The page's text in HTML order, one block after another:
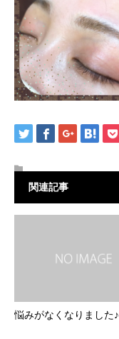
関連記事
悩みがなくなりました♪